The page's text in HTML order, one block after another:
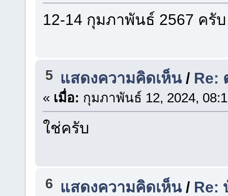
12-14 กุมภาพันธ์ 2567 ครับ
5 แสดงความคิดเห็น/ Re:
« เมื่อ: กุมภาพันธ์ 12, 2024,
ใช่ครับ
6 แสดงความคิดเห็น/ Re: